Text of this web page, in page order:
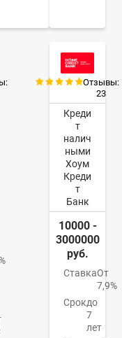
Отзывы:
23
Креди
т
налич
ными
Хоум
Креди
т
Банк
10000 -
3000000
руб.
СтавкаОт
7,9%
Срокдо
7
лет